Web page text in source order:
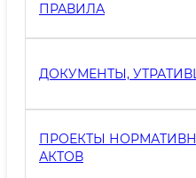
ПРАВИЛА
ДОКУМЕНТЫ,
ПРОЕКТЫ
АКТОВ